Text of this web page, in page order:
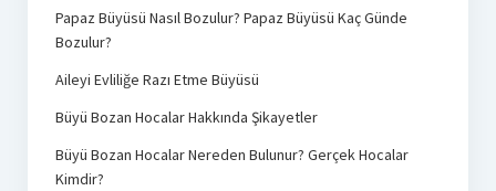
Papaz Büyüsü Nasıl Bozulur? Papaz Büyüsü Kaç Günde
Bozulur?
Aileyi Evliliğe Razı Etme Büyüsü
Büyü Bozan Hocalar Hakkında Şikayetler
Büyü Bozan Hocalar Nereden Bulunur? Gerçek Hocalar
Kimdir?